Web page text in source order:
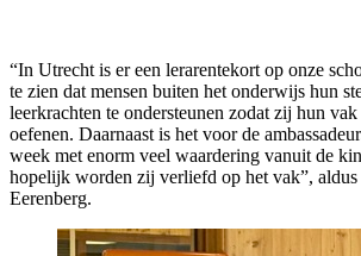
“In Utrecht is er een lerarentekort op onze
te zien dat mensen buiten het onderwijs hun
leerkrachten te ondersteunen zodat zij hun
oefenen. Daarnaast is het voor de
week met enorm veel waardering vanuit de
hopelijk worden zij verliefd op het vak”,
Eerenberg.